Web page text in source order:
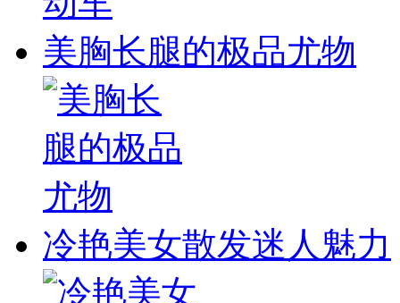
美胸长腿的极品尤物
冷艳美女散发迷人魅力